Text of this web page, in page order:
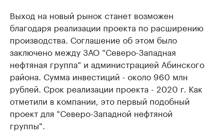
Выход на новый рынок станет возможен
благодаря реализации проекта по расширению
производства. Соглашение об этом было
заключено между ЗАО "Северо-Западная
нефтяная группа" и администрацией Абинского
района. Сумма инвестиций - около 960 млн
рублей. Срок реализации проекта - 2020 г. Как
отметили в компании, это первый подобный
проект для "Северо-Западной нефтяной
группы".